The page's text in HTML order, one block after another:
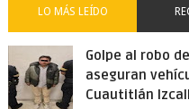
LO MÁS LEÍDO
Golpe al robo
aseguran
Cuautitlán